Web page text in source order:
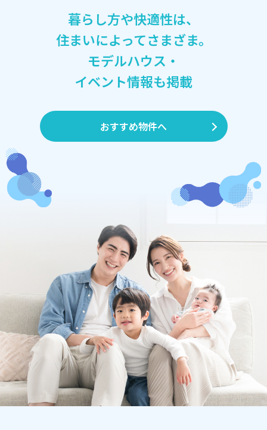
暮らし方や快適性は、
住まいによってさまざま。
モデルハウス・
イベント情報も掲載
おすすめ物件へ